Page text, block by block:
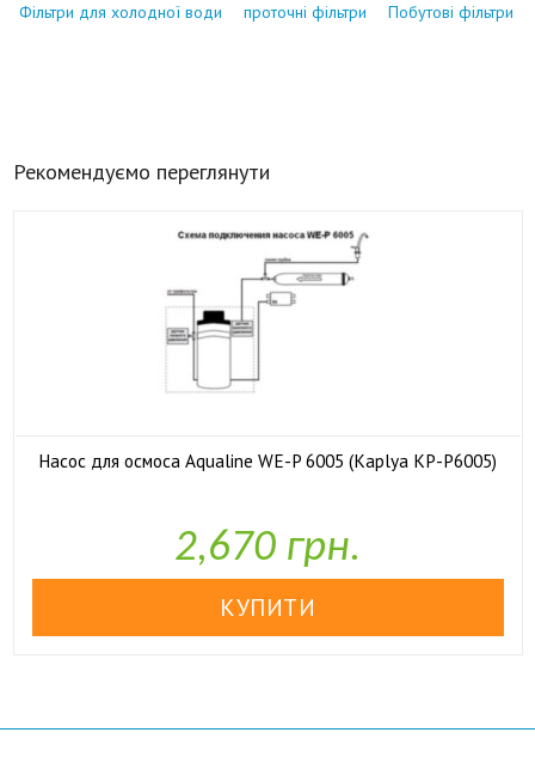
Фільтри для холодної води
проточні фільтри Побутові фільтри
Рекомендуємо переглянути
Насос для осмоса Aqualine WE-P 6005 (Kaplya KP-P6005)
2,670 грн.